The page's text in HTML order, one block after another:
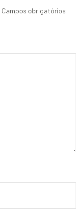
Campos obrigatórios